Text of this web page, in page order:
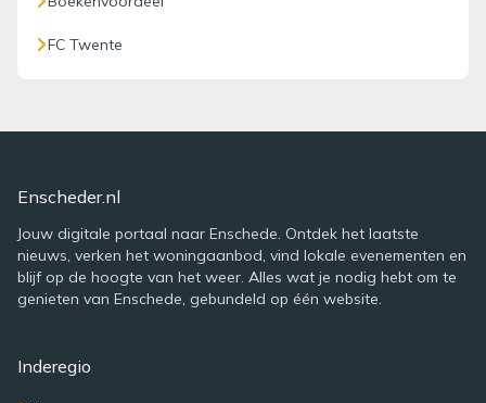
FC Twente
Enscheder.nl
Jouw digitale portaal naar Enschede. Ontdek het laatste
nieuws, verken het woningaanbod, vind lokale evenementen en
blijf op de hoogte van het weer. Alles wat je nodig hebt om te
genieten van Enschede, gebundeld op één website.
Inderegio